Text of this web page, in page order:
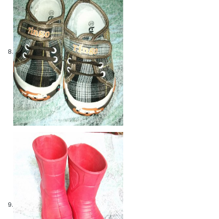
8.
9.